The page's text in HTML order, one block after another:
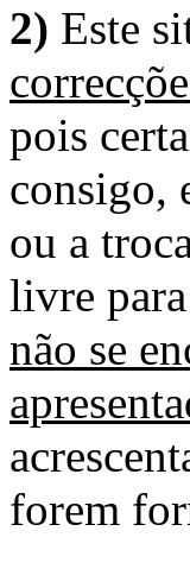
2) Este
pois
consigo,
ou a
livre
não se
forem